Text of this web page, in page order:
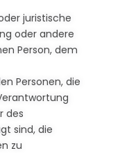
juristische
oder andere
Person, dem
Personen, die
des
sind, die
zu